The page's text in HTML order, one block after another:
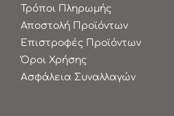
Τρόποι Πληρωμής
Αποστολή Προϊόντων
Επιστροφές Προϊόντων
Όροι Χρήσης
Ασφάλεια Συναλλαγών